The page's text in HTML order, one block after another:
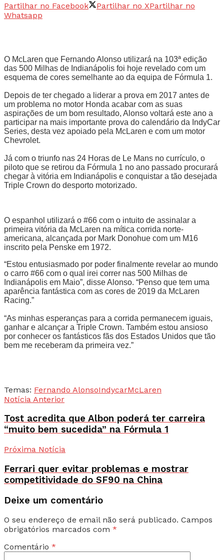
Partilhar no Facebook Partilhar no XPartilhar no
Whatsapp
O McLaren que Fernando Alonso utilizará na 103ª edição
das 500 Milhas de Indianápolis foi hoje revelado com um
esquema de cores semelhante ao da equipa de Fórmula 1.
Depois de ter chegado a liderar a prova em 2017 antes de
um problema no motor Honda acabar com as suas
aspirações de um bom resultado, Alonso voltará este ano a
participar na mais importante prova do calendário da IndyCar
Series, desta vez apoiado pela McLaren e com um motor
Chevrolet.
Já com o triunfo nas 24 Horas de Le Mans no currículo, o
piloto que se retirou da Fórmula 1 no ano passado procurará
chegar à vitória em Indianápolis e conquistar a tão desejada
Triple Crown do desporto motorizado.
O espanhol utilizará o #66 com o intuito de assinalar a
primeira vitória da McLaren na mítica corrida norte-
americana, alcançada por Mark Donohue com um M16
inscrito pela Penske em 1972.
“Estou entusiasmado por poder finalmente revelar ao mundo
o carro #66 com o qual irei correr nas 500 Milhas de
Indianápolis em Maio”, disse Alonso. “Penso que tem uma
aparência fantástica com as cores de 2019 da McLaren
Racing.”
“As minhas esperanças para a corrida permanecem iguais,
ganhar e alcançar a Triple Crown. Também estou ansioso
por conhecer os fantásticos fãs dos Estados Unidos que tão
bem me receberam da primeira vez.”
Temas: Fernando AlonsoIndycarMcLaren
Notícia Anterior
Tost acredita que Albon poderá ter carreira
“muito bem sucedida” na Fórmula 1
Próxima Notícia
Ferrari quer evitar problemas e mostrar
competitividade do SF90 na China
Deixe um comentário
O seu endereço de email não será publicado. Campos
obrigatórios marcados com *
Comentário *